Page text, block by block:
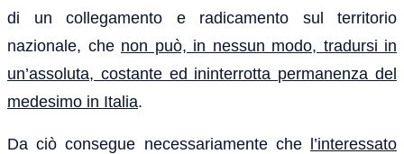
di un collegamento e radicamento sul territorio
nazionale, che non può, in nessun modo, tradursi in
un’assoluta, costante ed ininterrotta permanenza del
medesimo in Italia.
Da ciò consegue necessariamente che l’interessato